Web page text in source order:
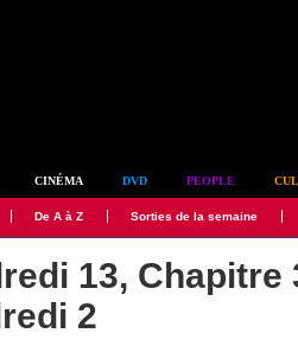
CINÉMA DVD PEOPLE
De A à Z Sorties de la semaine
13, Chapitre
2